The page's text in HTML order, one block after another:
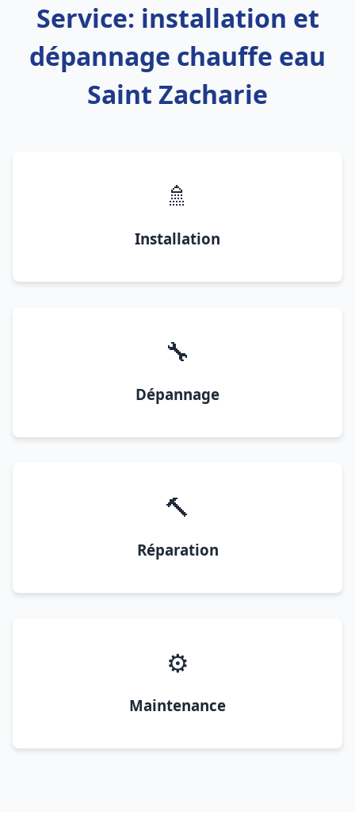
Service: installation et
dépannage chauffe eau
Saint Zacharie
🚿
Installation
🔧
Dépannage
🔨
Réparation
⚙️
Maintenance